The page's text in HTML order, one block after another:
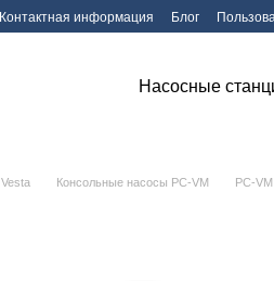
Контактная информация Блог
Насосные
Vesta Консольные насосы PC-VM PC-